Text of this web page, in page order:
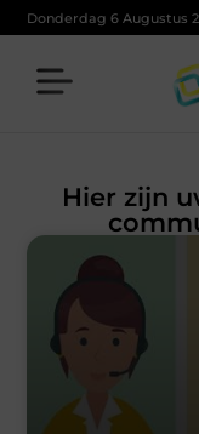
Donderdag 6 Augustus
Hier zijn